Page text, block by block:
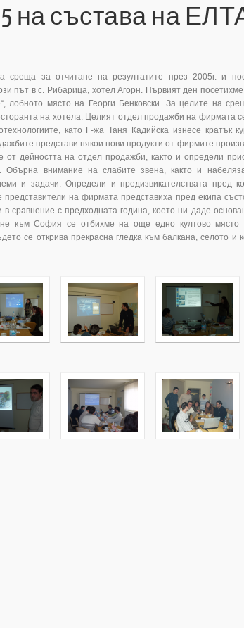
на състава на
за отчитане на резултатите през 2005г. и
път в с. Рибарица, хотел Агорн. Първият ден
лобното място на Георги Бенковски. За целите на
на хотела. Целият отдел продажби на фирмата
като Г-жа Таня Кадийска изнесе кратък
представи някои нови продукти от фирмите
от дейността на отдел продажби, както и определи
Обърна внимание на слабите звена, както и
и задачи. Определи и предизвикателствата пред
на фирмата представиха пред екипа
сравнение с предходната година, което ни даде
към София се отбихме на още едно култово място
се открива прекрасна гледка към балкана, селото и